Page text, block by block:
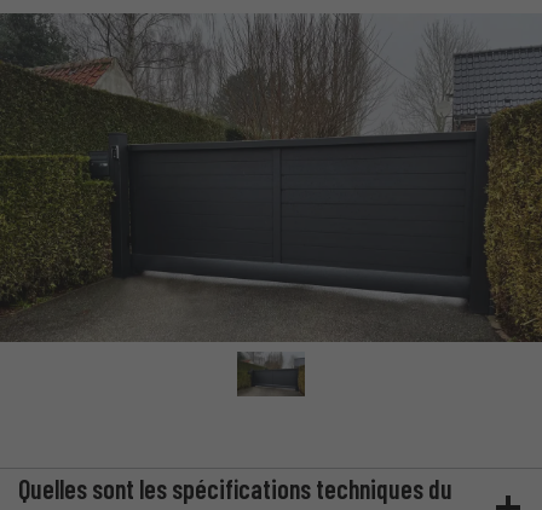
Quelles sont les spécifications techniques du